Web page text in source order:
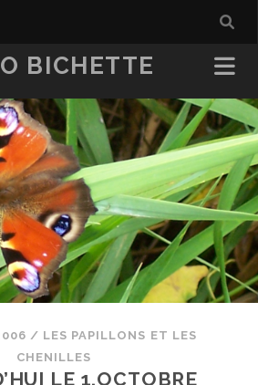
BICHETTE
/ LES PAPILLONS ET LES
CHENILLES
LE 1.OCTOBRE